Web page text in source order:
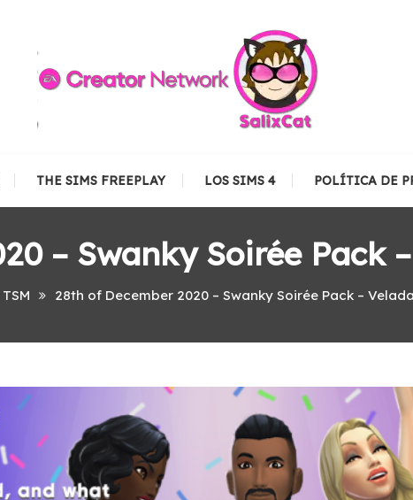
THE SIMS FREEPLAY LOS SIMS 4 POLÍTICA DE
– Swanky Soirée Pack
28th of December 2020 – Swanky Soirée Pack –